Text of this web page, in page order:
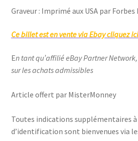
Graveur : Imprimé aux USA par Forbes
Ce billet est en vente via Ebay cliquez ici
En tant qu’affilié eBay Partner
sur les achats admissibles
Article offert par MisterMonney
Toutes indications supplémentaires à
d’identification sont bienvenues via